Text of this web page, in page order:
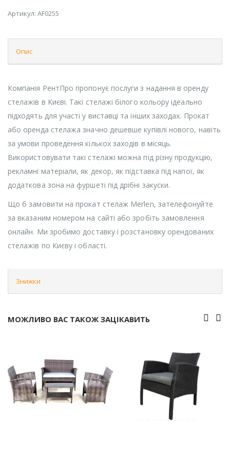
Артикул: AF0255
Опис
Компанія РентПро пропонує послуги з надання в оренду
стелажів в Києві. Такі стелажі білого кольору ідеально
підходять для участі у виставці та інших заходах. Прокат
або оренда стелажа значно дешевше купівлі нового, навіть
за умови проведення кількох заходів в місяць.
Використовувати такі стелажі можна під різну продукцію,
рекламні матеріали, як декор, як підставка під напої, як
додаткова зона на фуршеті під дрібні закуски.
Що б замовити на прокат стелаж Merlen, зателефонуйте
за вказаним номером на сайті або зробіть замовлення
онлайн. Ми зробимо доставку і розстановку орендованих
стелажів по Києву і області.
Знижки
МОЖЛИВО ВАС ТАКОЖ ЗАЦІКАВИТЬ